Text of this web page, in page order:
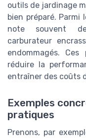
outils de jardinage
bien préparé. Parmi
note souvent
carburateur
endommagés.
réduire la
entraîner des coûts
Exemples
pratiques
Prenons, par